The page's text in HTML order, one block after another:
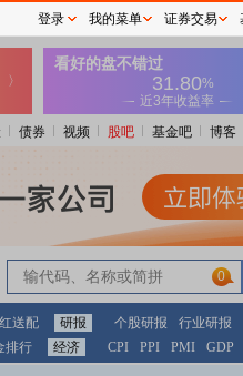
债券 视频 股吧 基金吧 博客
0
送配 研报 个股研报 行业研报
排行 经济 CPI PPI PMI GDP
登录 我的菜单 证券交易